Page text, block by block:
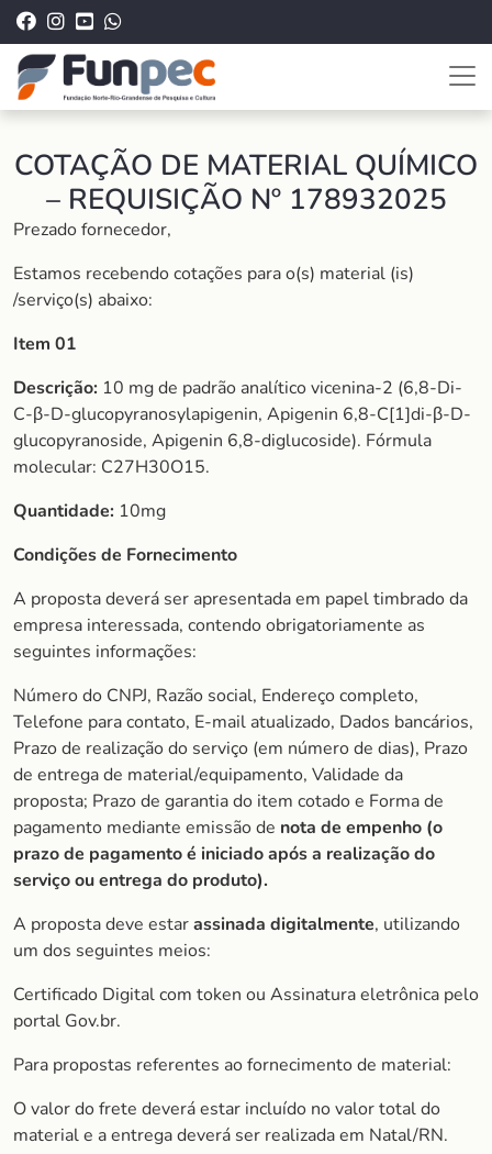
COTAÇÃO DE MATERIAL QUÍMICO
– REQUISIÇÃO Nº 178932025
Prezado fornecedor,
Estamos recebendo cotações para o(s) material (is)
/serviço(s) abaixo:
Item 01
Descrição: 10 mg de padrão analítico vicenina-2 (6,8-Di-
C-β-D-glucopyranosylapigenin, Apigenin 6,8-C[1]di-β-D-
glucopyranoside, Apigenin 6,8-diglucoside). Fórmula
molecular: C27H30O15.
Quantidade: 10mg
Condições de Fornecimento
A proposta deverá ser apresentada em papel timbrado da
empresa interessada, contendo obrigatoriamente as
seguintes informações:
Número do CNPJ, Razão social, Endereço completo,
Telefone para contato, E-mail atualizado, Dados bancários,
Prazo de realização do serviço (em número de dias), Prazo
de entrega de material/equipamento, Validade da
proposta; Prazo de garantia do item cotado e Forma de
pagamento mediante emissão de nota de empenho (o
prazo de pagamento é iniciado após a realização do
serviço ou entrega do produto).
A proposta deve estarassinada digitalmente, utilizando
um dos seguintes meios:
Certificado Digital com token ou Assinatura eletrônica pelo
portal Gov.br.
Para propostas referentes ao fornecimento de material:
O valor do frete deverá estar incluído no valor total do
material e a entrega deverá ser realizada em Natal/RN.